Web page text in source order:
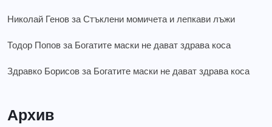
Николай Генов заСтъклени момичета и лепкави лъжи
Тодор Попов за Богатите маски не дават здрава коса
Здравко Борисов за Богатите маски не дават здрава коса
Архив